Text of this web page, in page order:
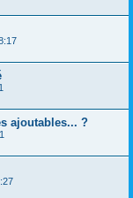
ajoutables... ?